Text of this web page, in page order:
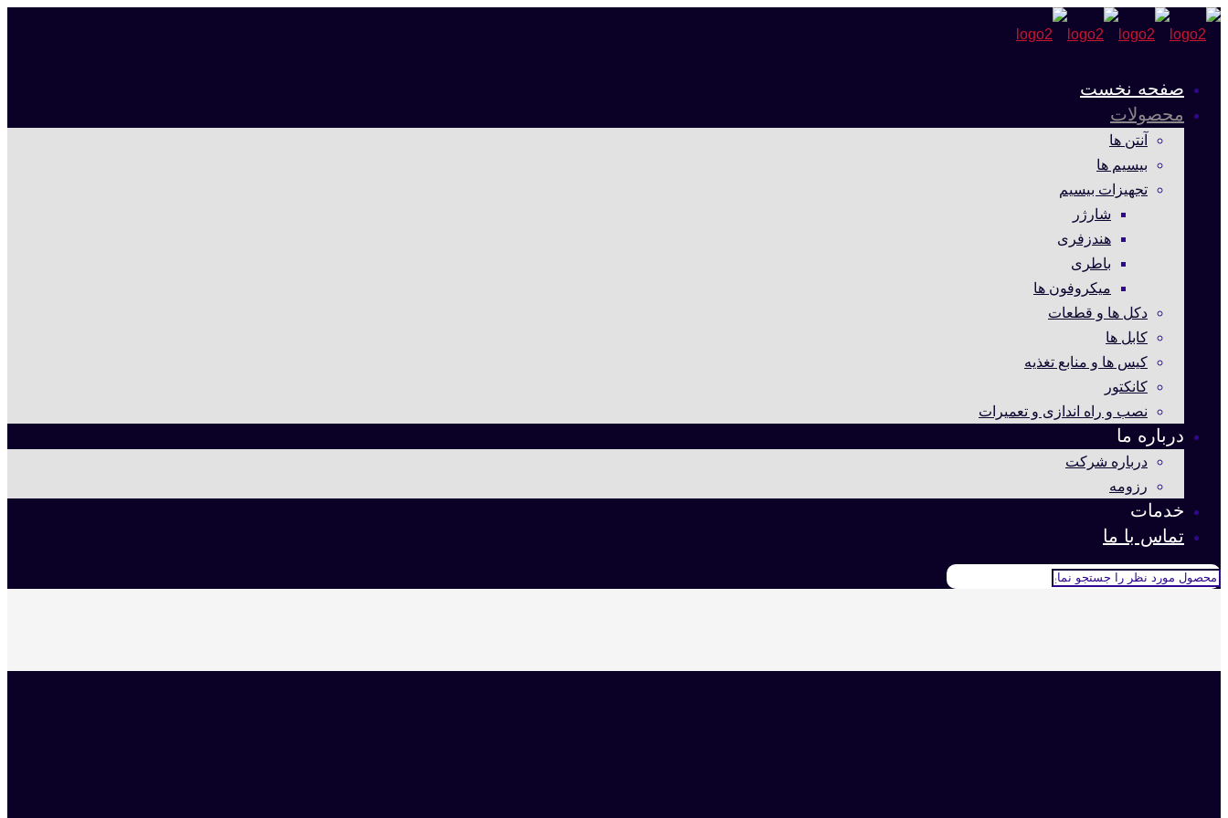
صفحه نخست
محصولات
آنتن ها
بیسیم ها
تجهیزات بیسیم
شارژر
هندزفری
باطری
میکروفون ها
دکل ها و قطعات
کابل ها
کیس ها و منابع تغذیه
کانکتور
نصب و راه اندازی و تعمیرات
درباره ما
درباره شرکت
رزومه
خدمات
تماس با ما